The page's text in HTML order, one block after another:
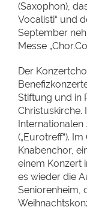
(Saxophon),
Vocalisti“ und
September
Messe
Der
Stiftung und in
Christuskirche.
(„Eurotreff“).
Knabenchor,
einem Konzert
es wieder die
Seniorenheim,